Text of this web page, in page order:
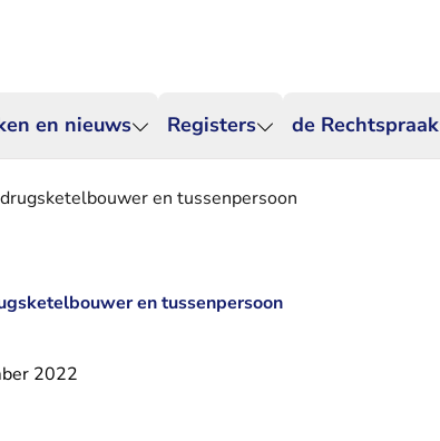
en nieuws Registers de Rechtspraak
en tussenpersoon
en tussenpersoon
2022